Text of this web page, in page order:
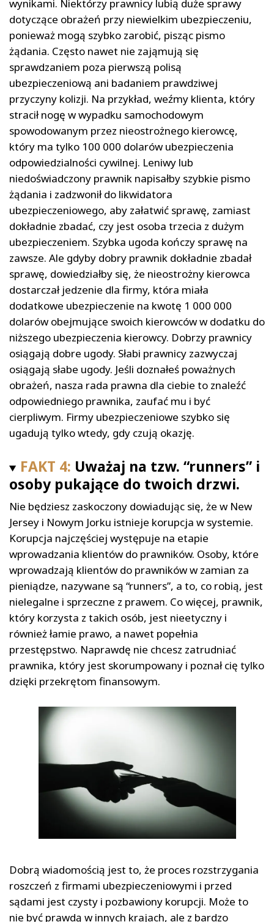
wynikami. Niektórzy prawnicy lubią duże sprawy
dotyczące obrażeń przy niewielkim ubezpieczeniu,
ponieważ mogą szybko zarobić, pisząc pismo
żądania. Często nawet nie zająmują się
sprawdzaniem poza pierwszą polisą
ubezpieczeniową ani badaniem prawdziwej
przyczyny kolizji. Na przykład, weźmy klienta, który
stracił nogę w wypadku samochodowym
spowodowanym przez nieostrożnego kierowcę,
który ma tylko 100 000 dolarów ubezpieczenia
odpowiedzialności cywilnej. Leniwy lub
niedoświadczony prawnik napisałby szybkie pismo
żądania i zadzwonił do likwidatora
ubezpieczeniowego, aby załatwić sprawę, zamiast
dokładnie zbadać, czy jest osoba trzecia z dużym
ubezpieczeniem. Szybka ugoda kończy sprawę na
zawsze. Ale gdyby dobry prawnik dokładnie zbadał
sprawę, dowiedziałby się, że nieostrożny kierowca
dostarczał jedzenie dla firmy, która miała
dodatkowe ubezpieczenie na kwotę 1 000 000
dolarów obejmujące swoich kierowców w dodatku do
niższego ubezpieczenia kierowcy. Dobrzy prawnicy
osiągają dobre ugody. Słabi prawnicy zazwyczaj
osiągają słabe ugody. Jeśli doznałeś poważnych
obrażeń, nasza rada prawna dla ciebie to znaleźć
odpowiedniego prawnika, zaufać mu i być
cierpliwym. Firmy ubezpieczeniowe szybko się
ugadują tylko wtedy, gdy czują okazję.
FAKT 4: Uważaj na tzw. “runners” i
osoby pukające do twoich drzwi.
Nie będziesz zaskoczony dowiadując się, że w New
Jersey i Nowym Jorku istnieje korupcja w systemie.
Korupcja najczęściej występuje na etapie
wprowadzania klientów do prawników. Osoby, które
wprowadzają klientów do prawników w zamian za
pieniądze, nazywane są “runners”, a to, co robią, jest
nielegalne i sprzeczne z prawem. Co więcej, prawnik,
który korzysta z takich osób, jest nieetyczny i
również łamie prawo, a nawet popełnia
przestępstwo. Naprawdę nie chcesz zatrudniać
prawnika, który jest skorumpowany i poznał cię tylko
dzięki przekrętom finansowym.
Dobrą wiadomością jest to, że proces rozstrzygania
roszczeń z firmami ubezpieczeniowymi i przed
sądami jest czysty i pozbawiony korupcji. Może to
nie być prawdą w innych krajach, ale z bardzo